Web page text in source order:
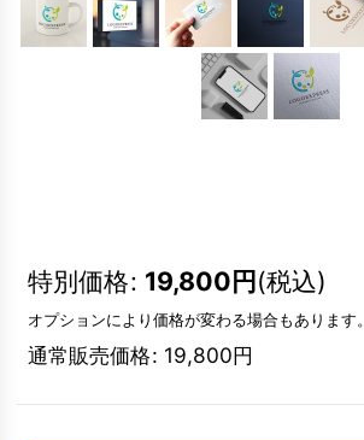
特別価格: 19,800円(税込)
オプションにより価格が変わる場合もあります。
通常販売価格: 19,800円